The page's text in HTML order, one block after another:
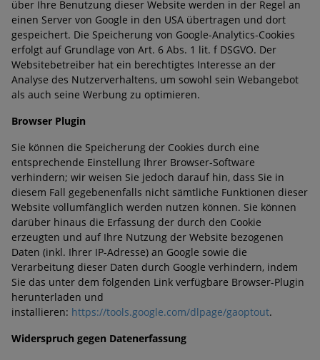
über Ihre Benutzung dieser Website werden in der Regel an
einen Server von Google in den USA übertragen und dort
gespeichert. Die Speicherung von Google-Analytics-Cookies
erfolgt auf Grundlage von Art. 6 Abs. 1 lit. f DSGVO. Der
Websitebetreiber hat ein berechtigtes Interesse an der
Analyse des Nutzerverhaltens, um sowohl sein Webangebot
als auch seine Werbung zu optimieren.
Browser Plugin
Sie können die Speicherung der Cookies durch eine
entsprechende Einstellung Ihrer Browser-Software
verhindern; wir weisen Sie jedoch darauf hin, dass Sie in
diesem Fall gegebenenfalls nicht sämtliche Funktionen dieser
Website vollumfänglich werden nutzen können. Sie können
darüber hinaus die Erfassung der durch den Cookie
erzeugten und auf Ihre Nutzung der Website bezogenen
Daten (inkl. Ihrer IP-Adresse) an Google sowie die
Verarbeitung dieser Daten durch Google verhindern, indem
Sie das unter dem folgenden Link verfügbare Browser-Plugin
herunterladen und
installieren: https://tools.google.com/dlpage/gaoptout.
Widerspruch gegen Datenerfassung